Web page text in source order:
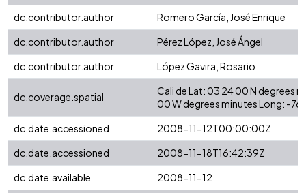
dc.contributor.author
Romero García, José Enrique
dc.contributor.author
Pérez López, José Ángel
dc.contributor.author
López Gavira, Rosario
dc.coverage.spatial
Cali de Lat: 03 24 00 N degrees
00 W degrees minutes Long: -
dc.date.accessioned
2008-11-12T00:00:00Z
dc.date.accessioned
2008-11-18T16:42:39Z
dc.date.available
2008-11-12